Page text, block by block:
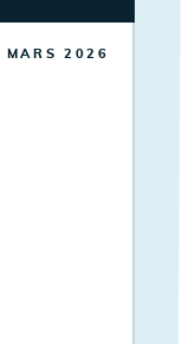
MARS 2026